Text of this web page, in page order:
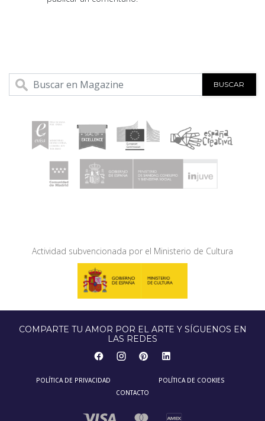
BUSCAR
Actividad subvencionada por el Ministerio de Cultura
COMPARTE TU AMOR POR EL ARTE Y SÍGUENOS EN
LAS REDES
POLÍTICA DE PRIVACIDAD
POLÍTICA DE COOKIES
CONTACTO